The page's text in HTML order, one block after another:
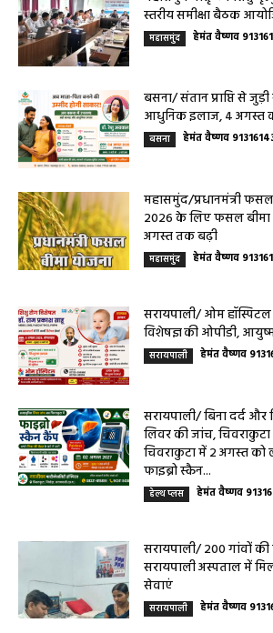
हेल्थ प्लस
लेकर डायबिटीज व बीपी तक का
को मिलेगा विशेषज्ञ ईलाज परामर्श
हेमंत वैष्णव 9131614309 August 6, 2026
9 अगस्त को सरायपाली के ओम हॉस्पिटल में जनरल मेडिसिन
बसना/ संतान प्राप्ति से
आधुनिक इलाज, 4 अगस्त को
August 2, 2026
सरायपाली/ ओम
विशेषज्ञ की ओपीडी,
August 2, 2026